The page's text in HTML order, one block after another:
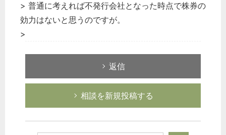
> 普通に考えれば不発行会社となった時点で株券の
効力はないと思うのですが。
>
返信
相談を新規投稿する